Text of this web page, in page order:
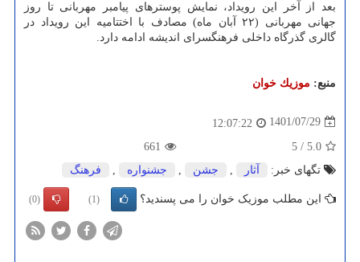
بعد از آخر این رویداد، نمایش پوسترهای پیامبر مهربانی تا روز
جهانی مهربانی (۲۲ آبان ماه) مصادف با اختتامیه این رویداد در
گالری گذرگاه داخلی فرهنگسرای اندیشه ادامه دارد.
منبع: موزیك خوان
1401/07/29
12:07:22
5.0
/
5
661
تگهای خبر:
آثار جشن جشنواره فرهنگ
این مطلب موزیک خوان را می پسندید؟ (1)
(0)